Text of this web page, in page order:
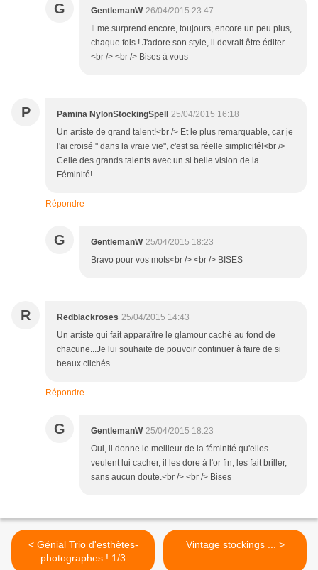
G GentlemanW 26/04/2015 23:47
Il me surprend encore, toujours, encore un peu plus,
chaque fois ! J'adore son style, il devrait être éditer.
<br /> <br /> Bises à vous
P Pamina NylonStockingSpell
25/04/2015 16:18
Un artiste de grand talent!<br /> Et le plus remarquable, car je
l'ai croisé " dans la vraie vie", c'est sa réelle simplicité!<br />
Celle des grands talents avec un si belle vision de la
Féminité!
Répondre
G GentlemanW 25/04/2015 18:23
Bravo pour vos mots<br /> <br /> BISES
R Redblackroses 25/04/2015 14:43
Un artiste qui fait apparaître le glamour caché au fond de
chacune...Je lui souhaite de pouvoir continuer à faire de si
beaux clichés.
Répondre
G GentlemanW 25/04/2015 18:23
Oui, il donne le meilleur de la féminité qu'elles
veulent lui cacher, il les dore à l'or fin, les fait briller,
sans aucun doute.<br /> <br /> Bises
< Génial Trio d'esthètes-
photographes ! 1/3
Vintage stockings ... >